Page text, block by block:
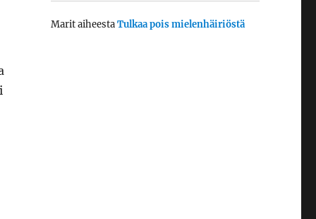
MaritaiheestaTulkaa pois mielenhäiriöstä